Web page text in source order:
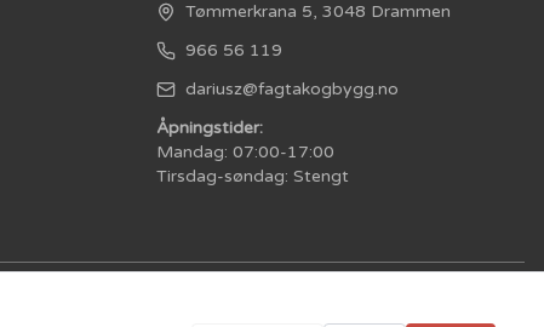
Tømmerkrana 5, 3048 Drammen
966 56 119
dariusz@fagtakogbygg.no
Åpningstider:
Mandag: 07:00-17:00
Tirsdag-søndag: Stengt